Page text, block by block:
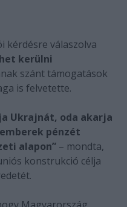
kérdésre válaszolva
kerülni
szánt támogatások
is felvetette.
Ukrajnát, oda akarja
emberek pénzét
alapon”– mondta,
konstrukció célja
Magyarország